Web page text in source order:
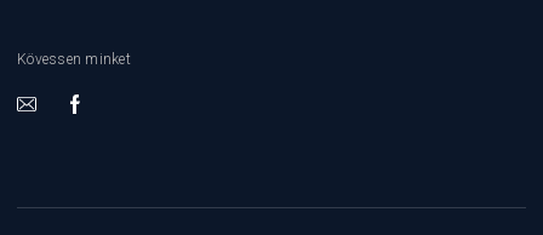
Kövessen minket